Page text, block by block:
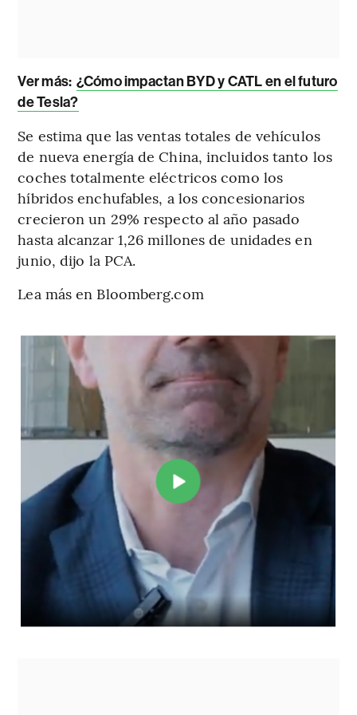
Ver más: ¿Cómo impactan BYD y CATL en el futuro
de Tesla?
Se estima que las ventas totales de vehículos
de nueva energía de China, incluidos tanto los
coches totalmente eléctricos como los
híbridos enchufables, a los concesionarios
crecieron un 29% respecto al año pasado
hasta alcanzar 1,26 millones de unidades en
junio, dijo la PCA.
Lea más en Bloomberg.com